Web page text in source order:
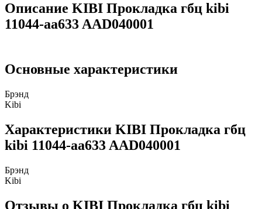
Описание KIBI Прокладка гбц kibi
11044-aa633 AAD040001
Основные характеристики
Брэнд
Kibi
Характеристики KIBI Прокладка гбц
kibi 11044-aa633 AAD040001
Брэнд
Kibi
Отзывы о KIBI Прокладка гбц kibi